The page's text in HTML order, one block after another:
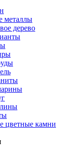
металлы
дерево
цветные камни